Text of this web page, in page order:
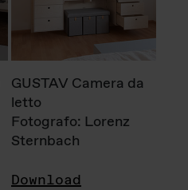
GUSTAV Camera da
letto
Fotografo: Lorenz
Sternbach
Download